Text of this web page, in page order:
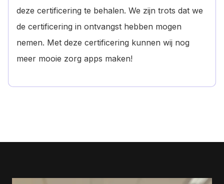
deze certificering te behalen. We zijn trots dat we
de certificering in ontvangst hebben mogen
nemen. Met deze certificering kunnen wij nog
meer mooie zorg apps maken!